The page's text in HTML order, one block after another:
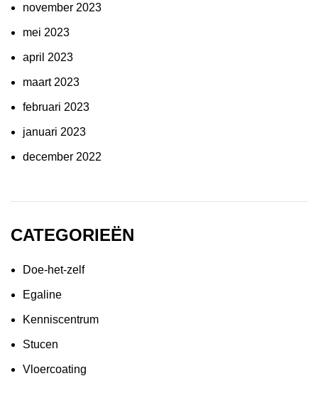
november 2023
mei 2023
april 2023
maart 2023
februari 2023
januari 2023
december 2022
CATEGORIEËN
Doe-het-zelf
Egaline
Kenniscentrum
Stucen
Vloercoating